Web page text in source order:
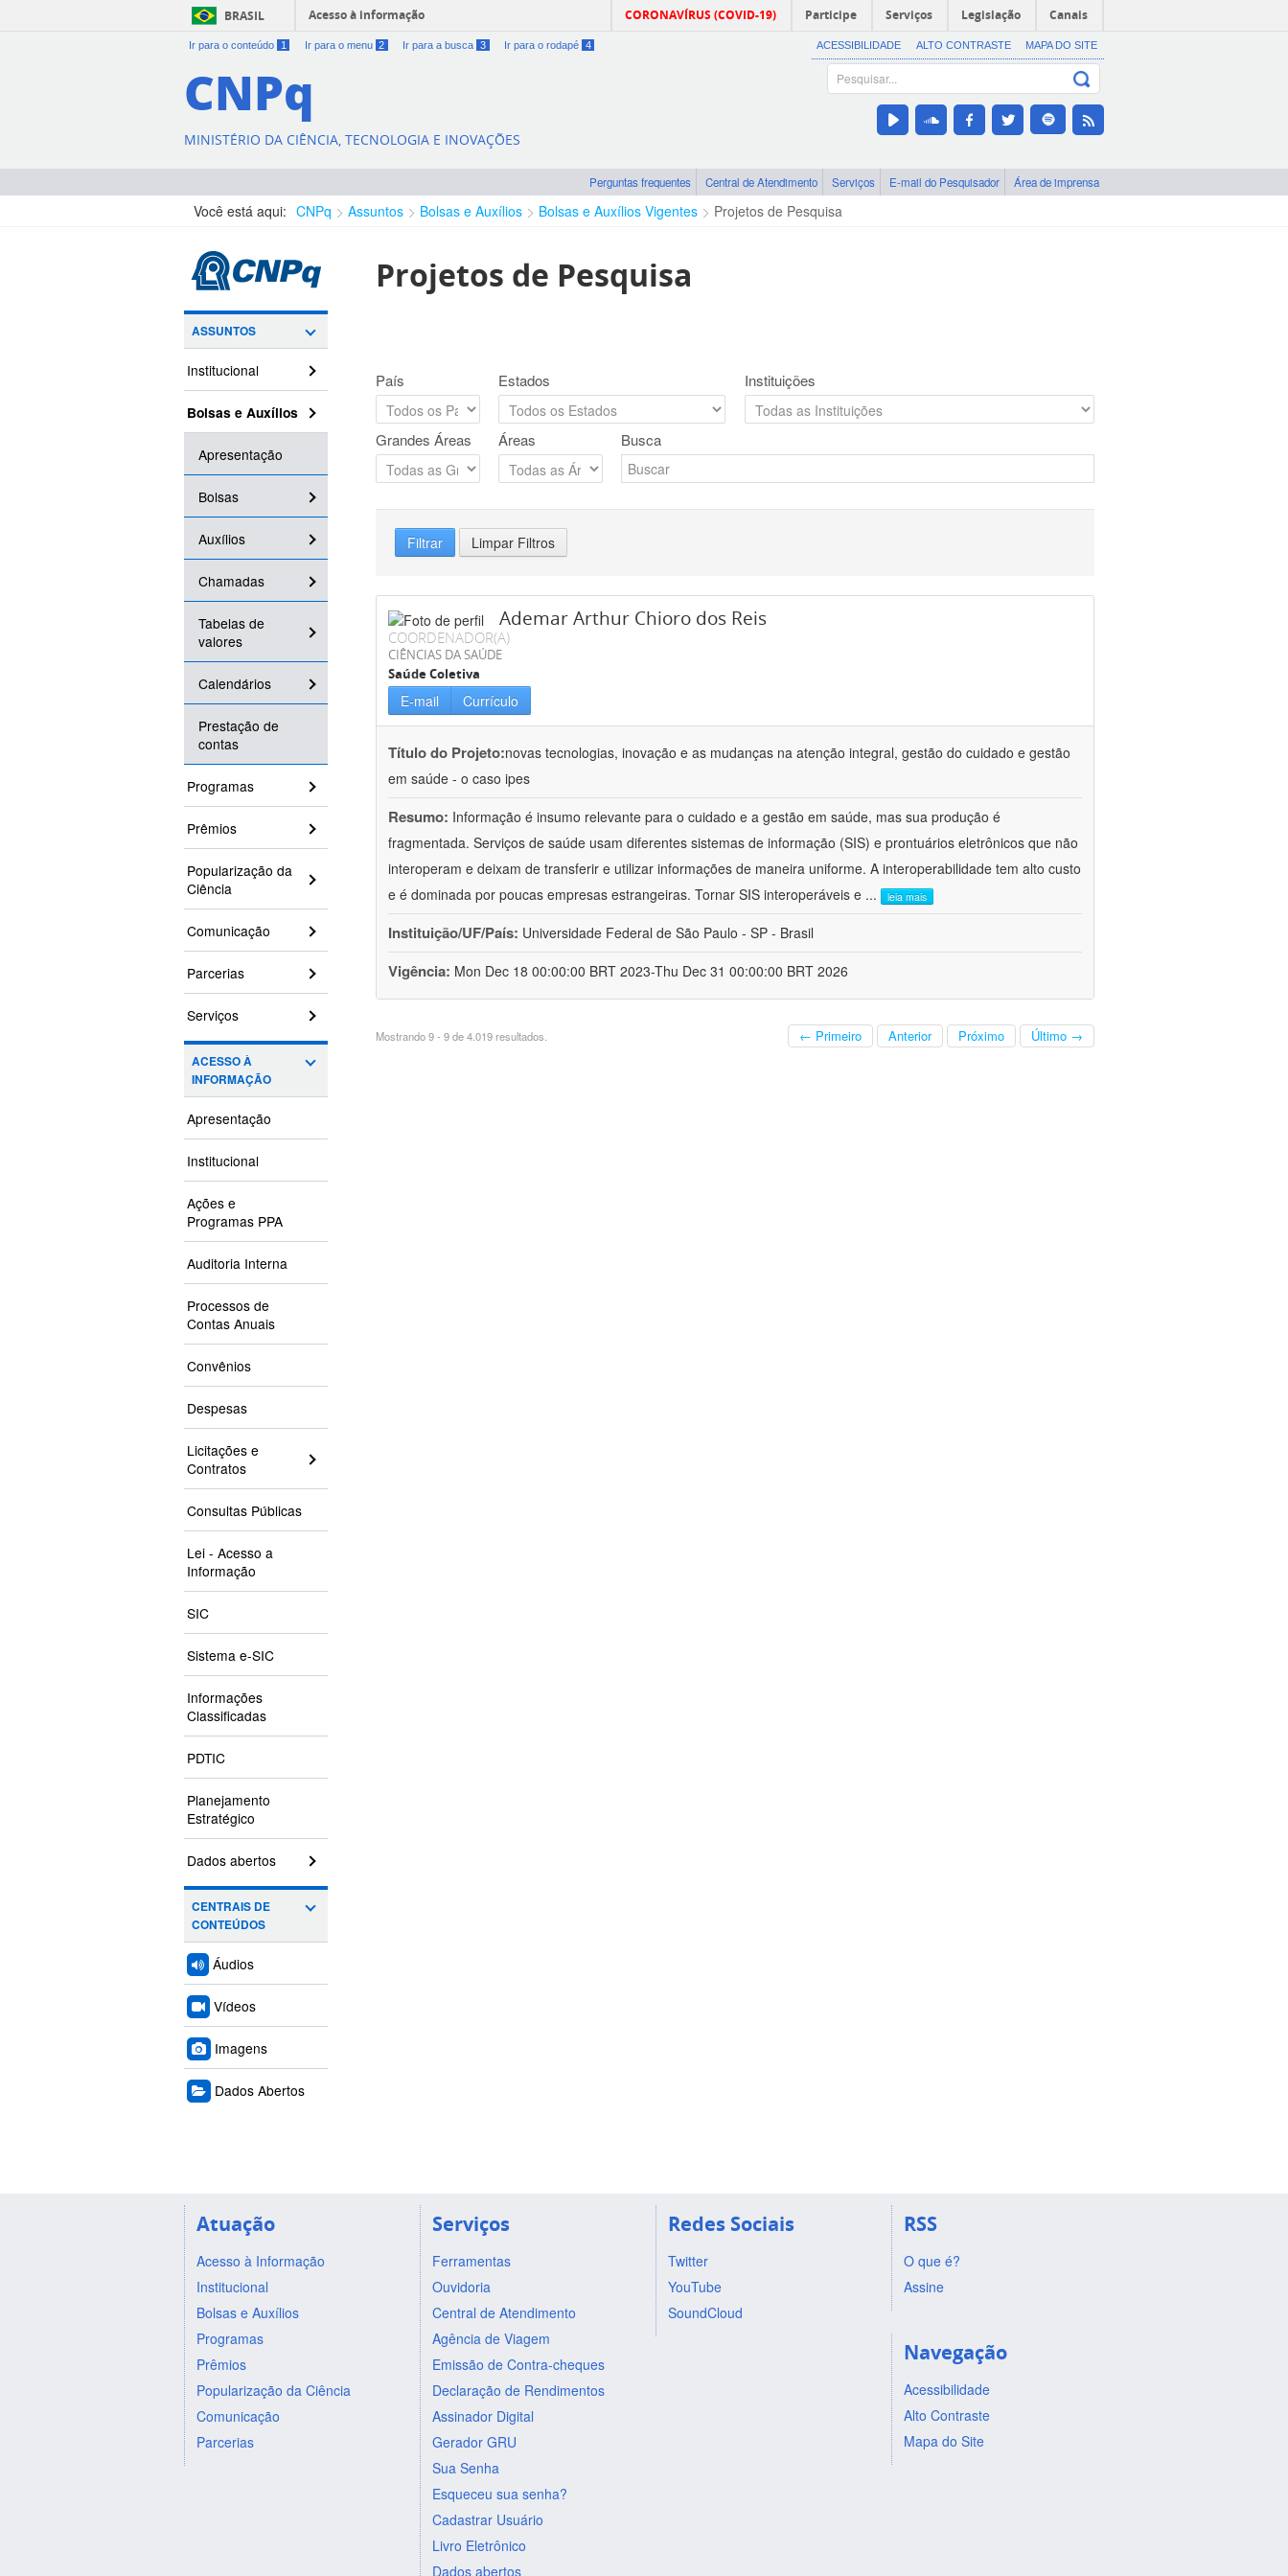
BRASIL Acesso à informação CORONAVÍRUS (COVID-19) Participe Serviços Legislação Canais
Ir para o conteúdo 1 Ir para o menu 2 Ir para a busca 3 Ir para o rodapé 4 ACESSIBILIDADE ALTO CONTRASTE MAPA DO SITE
CNPq
MINISTÉRIO DA CIÊNCIA, TECNOLOGIA E INOVAÇÕES
Perguntas frequentes Central de Atendimento Serviços E-mail do Pesquisador Área de imprensa
Você está aqui: CNPq Assuntos Bolsas e Auxílios Bolsas e Auxílios Vigentes Projetos de Pesquisa
ASSUNTOS
Institucional
Bolsas e Auxílios
Apresentação
Bolsas
Auxílios
Chamadas
Tabelas de
valores
Calendários
Prestação de
contas
Programas
Prêmios
Popularização da
Ciência
Comunicação
Parcerias
Serviços
ACESSO À
INFORMAÇÃO
Apresentação
Institucional
Ações e
Programas PPA
Auditoria Interna
Processos de
Contas Anuais
Convênios
Despesas
Licitações e
Contratos
Consultas Públicas
Lei - Acesso a
Informação
SIC
Sistema e-SIC
Informações
Classificadas
PDTIC
Planejamento
Estratégico
Dados abertos
CENTRAIS DE
CONTEÚDOS
Áudios
Vídeos
Imagens
Dados Abertos
Projetos de Pesquisa
País Estados Instituições
Grandes Áreas Áreas Busca
Filtrar Limpar Filtros
Ademar Arthur Chioro dos Reis
COORDENADOR(A)
CIÊNCIAS DA SAÚDE
Saúde Coletiva
E-mail Currículo
Título do Projeto:novas tecnologias, inovação e as mudanças na atenção integral, gestão do cuidado e gestão
em saúde - o caso ipes
Resumo: Informação é insumo relevante para o cuidado e a gestão em saúde, mas sua produção é
fragmentada. Serviços de saúde usam diferentes sistemas de informação (SIS) e prontuários eletrônicos que não
interoperam e deixam de transferir e utilizar informações de maneira uniforme. A interoperabilidade tem alto custo
e é dominada por poucas empresas estrangeiras. Tornar SIS interoperáveis e ... leia mais
Instituição/UF/País: Universidade Federal de São Paulo - SP - Brasil
Vigência: Mon Dec 18 00:00:00 BRT 2023-Thu Dec 31 00:00:00 BRT 2026
Mostrando 9 - 9 de 4.019 resultados. ← Primeiro Anterior Próximo Último →
Atuação
Acesso à Informação
Institucional
Bolsas e Auxílios
Programas
Prêmios
Popularização da Ciência
Comunicação
Parcerias
Serviços
Ferramentas
Ouvidoria
Central de Atendimento
Agência de Viagem
Emissão de Contra-cheques
Declaração de Rendimentos
Assinador Digital
Gerador GRU
Sua Senha
Esqueceu sua senha?
Cadastrar Usuário
Livro Eletrônico
Dados abertos
Redes Sociais
Twitter
YouTube
SoundCloud
RSS
O que é?
Assine
Navegação
Acessibilidade
Alto Contraste
Mapa do Site